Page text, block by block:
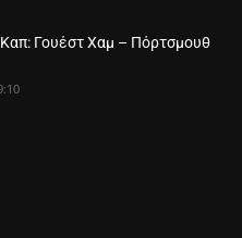
Γουέστ Χαμ – Πόρτσμουθ